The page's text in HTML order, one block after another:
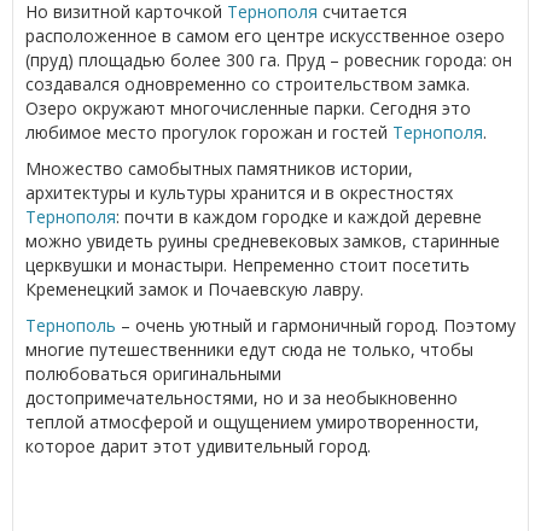
Но визитной карточкой Тернополя считается
расположенное в самом его центре искусственное озеро
(пруд) площадью более 300 га. Пруд – ровесник города: он
создавался одновременно со строительством замка.
Озеро окружают многочисленные парки. Сегодня это
любимое место прогулок горожан и гостей Тернополя.
Множество самобытных памятников истории,
архитектуры и культуры хранится и в окрестностях
Тернополя: почти в каждом городке и каждой деревне
можно увидеть руины средневековых замков, старинные
церквушки и монастыри. Непременно стоит посетить
Кременецкий замок и Почаевскую лавру.
Тернополь – очень уютный и гармоничный город. Поэтому
многие путешественники едут сюда не только, чтобы
полюбоваться оригинальными
достопримечательностями, но и за необыкновенно
теплой атмосферой и ощущением умиротворенности,
которое дарит этот удивительный город.